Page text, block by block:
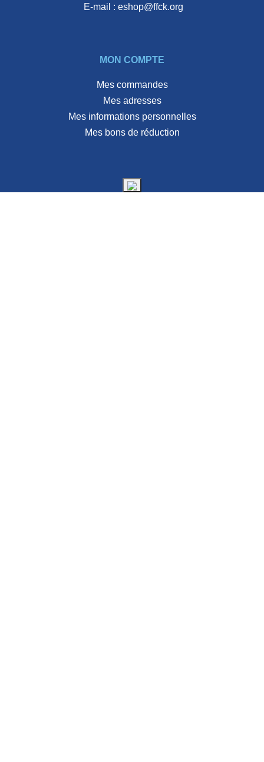
E-mail : eshop@ffck.org
MON COMPTE
Mes commandes
Mes adresses
Mes informations personnelles
Mes bons de réduction